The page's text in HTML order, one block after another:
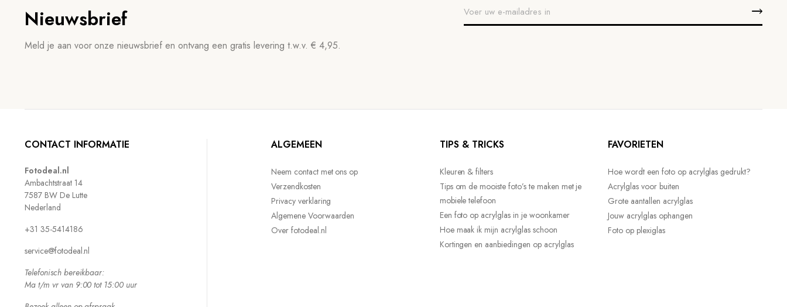
Nieuwsbrief
Meld je aan voor onze nieuwsbrief en ontvang een gratis levering t.w.v. € 4,95.
CONTACT INFORMATIE
Fotodeal.nl
Ambachtstraat 14
7587 BW De Lutte
Nederland
+31 35-5414186
service@fotodeal.nl
Telefonisch bereikbaar:
Ma t/m vr van 9:00 tot 15:00 uur
ALGEMEEN
Neem contact met ons op
Verzendkosten
Privacy verklaring
Algemene Voorwaarden
Over fotodeal.nl
TIPS & TRICKS
Kleuren & filters
Tips om de mooiste foto’s te maken met je
mobiele telefoon
Een foto op acrylglas in je woonkamer
Hoe maak ik mijn acrylglas schoon
Kortingen en aanbiedingen op acrylglas
FAVORIETEN
Hoe wordt een foto op acrylglas gedrukt?
Acrylglas voor buiten
Grote aantallen acrylglas
Jouw acrylglas ophangen
Foto op plexiglas